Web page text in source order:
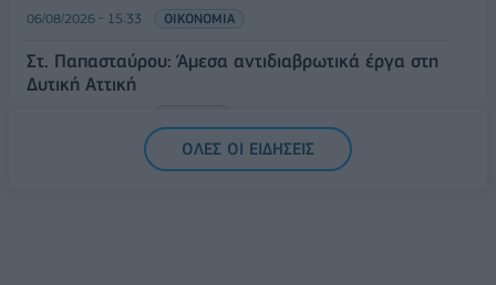
06/08/2026 - 15:33 ΟΙΚΟΝΟΜΙΑ
Στ. Παπασταύρου: Άμεσα αντιδιαβρωτικά έργα στη
Δυτική Αττική
ΟΛΕΣ ΟΙ ΕΙΔΗΣΕΙΣ